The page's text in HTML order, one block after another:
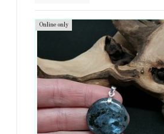
Online only